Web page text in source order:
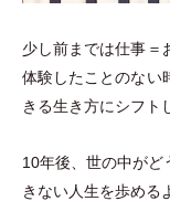
少し前までは仕事＝
体験したことのない
きる生き方にシフト
10年後、世の中がど
きない人生を歩める